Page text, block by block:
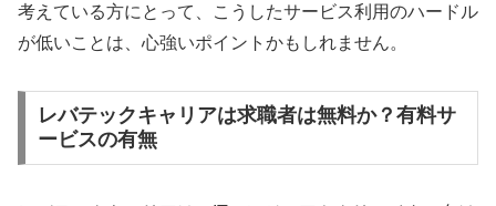
考えている方にとって、こうしたサービス利用のハードル
が低いことは、心強いポイントかもしれません。
レバテックキャリアは求職者は無料か？有料サ
ービスの有無